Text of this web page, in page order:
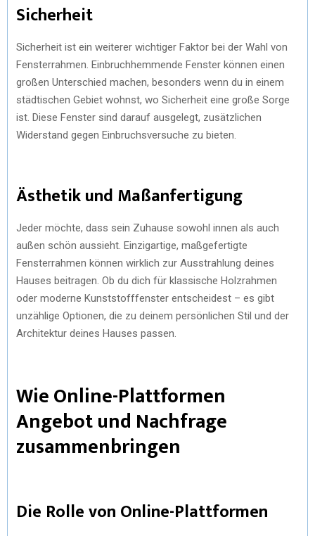
Sicherheit
Sicherheit ist ein weiterer wichtiger Faktor bei der Wahl von
Fensterrahmen. Einbruchhemmende Fenster können einen
großen Unterschied machen, besonders wenn du in einem
städtischen Gebiet wohnst, wo Sicherheit eine große Sorge
ist. Diese Fenster sind darauf ausgelegt, zusätzlichen
Widerstand gegen Einbruchsversuche zu bieten.
Ästhetik und Maßanfertigung
Jeder möchte, dass sein Zuhause sowohl innen als auch
außen schön aussieht. Einzigartige, maßgefertigte
Fensterrahmen können wirklich zur Ausstrahlung deines
Hauses beitragen. Ob du dich für klassische Holzrahmen
oder moderne Kunststofffenster entscheidest – es gibt
unzählige Optionen, die zu deinem persönlichen Stil und der
Architektur deines Hauses passen.
Wie Online-Plattformen
Angebot und Nachfrage
zusammenbringen
Die Rolle von Online-Plattformen